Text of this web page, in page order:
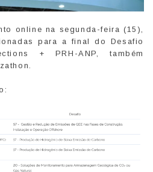
online na segunda-feira (15),
para a final do Desafio
+ PRH-ANP, também